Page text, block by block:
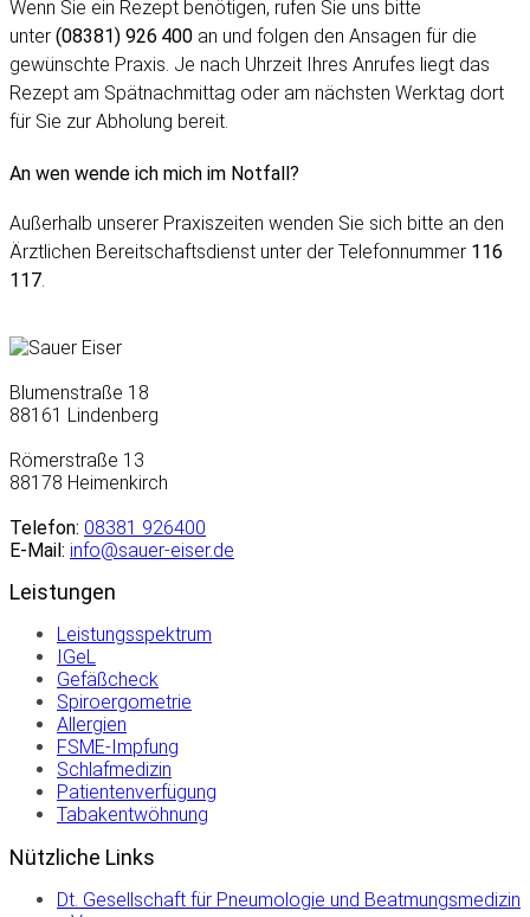
Wenn Sie ein Rezept benötigen, rufen Sie uns bitte
unter (08381) 926 400 an und folgen den Ansagen für die
gewünschte Praxis. Je nach Uhrzeit Ihres Anrufes liegt das
Rezept am Spätnachmittag oder am nächsten Werktag dort
für Sie zur Abholung bereit.
An wen wende ich mich im Notfall?
Außerhalb unserer Praxiszeiten wenden Sie sich bitte an den
Ärztlichen Bereitschaftsdienst unter der Telefonnummer 116
117
Blumenstraße 18
88161 Lindenberg
Römerstraße 13
88178 Heimenkirch
Telefon: 08381 926400
E-Mail: info@sauer-eiser.de
Leistungen
Leistungsspektrum
IGeL
Gefäßcheck
Spiroergometrie
Allergien
FSME-Impfung
Schlafmedizin
Patientenverfügung
Tabakentwöhnung
Nützliche Links
Dt. Gesellschaft für Pneumologie und Beatmungsmedizin